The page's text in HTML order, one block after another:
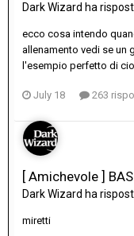
Dark Wizard ha
ecco cosa intendo
allenamento vedi se un
l'esempio perfetto di
July 18 263
[ Amichevole ]
Dark Wizard ha
miretti